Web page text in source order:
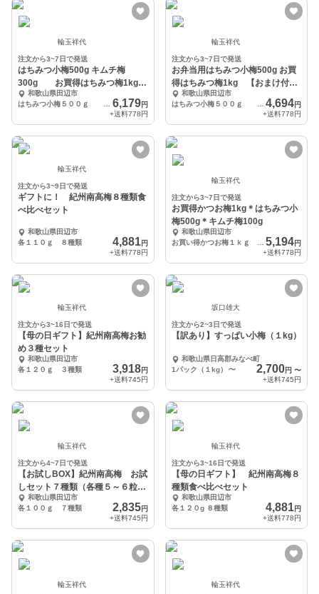
輪玉祥代
注文から3~7日で発送
はちみつ小梅500g キムチ梅
300g お買得はちみつ梅1kg
【おま
和歌山県田辺市
6,179円
+送料778円
輪玉祥代
注文から3~7日で発送
お弁当用はちみつ小梅500g お買
得はちみつ梅1kg 【おまけ付
き】和歌山県田辺市
4,694円
+送料778円
輪玉祥代
注文から3~9日で発送
ギフトに！ 紀州南高梅８種類食
べ比べセット
和歌山県田辺市
各１１０ｇ ８種類
4,881円
+送料778円
輪玉祥代
注文から3~7日で発送
お買得かつお梅1kg＊はちみつ小
梅500g＊キムチ梅100g
和歌山県田辺市
5,194円
+送料778円
輪玉祥代
注文から3~16日で発送
【母の日ギフト】紀州南高梅お勧
め３種セット
和歌山県田辺市
各１２０ｇ ３種類
3,918円
+送料745円
坂口雄大
注文から2~3日で発送
【訳あり】すっぱい小梅（１kg）
和歌山県日高郡みなべ町
1パック（１kg）
〜 2,700円 〜
+送料745円
輪玉祥代
注文から4~7日で発送
【お試しBOX】紀州南高梅 お試
しセット７種類（各種５～６粒
程）和歌山県田辺市
各１００ｇ ７種類
2,835円
+送料745円
輪玉祥代
注文から3~16日で発送
【母の日ギフト】 紀州南高梅８
種類食べ比べセット
和歌山県田辺市
各１２０g ８種類
4,881円
+送料778円
輪玉祥代 輪玉祥代